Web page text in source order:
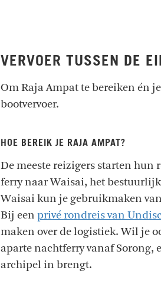
VERVOER TUSSEN DE
Om Raja Ampat te bereiken én
bootvervoer.
HOE BEREIK JE RAJA AMPAT?
De meeste reizigers starten hun
ferry naar Waisai, het
Waisai kun je gebruikmaken van
Bij een privé rondreis van
maken over de logistiek. Wil je
aparte nachtferry vanaf Sorong,
archipel in brengt.